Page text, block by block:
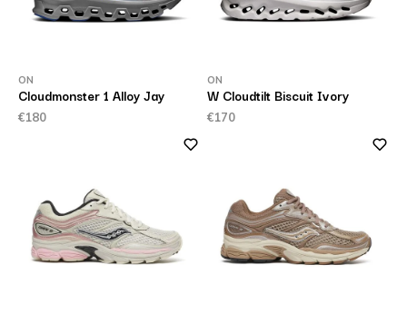
ON
Cloudmonster 1 Alloy Jay
€180
ON
W Cloudtilt Biscuit Ivory
€170